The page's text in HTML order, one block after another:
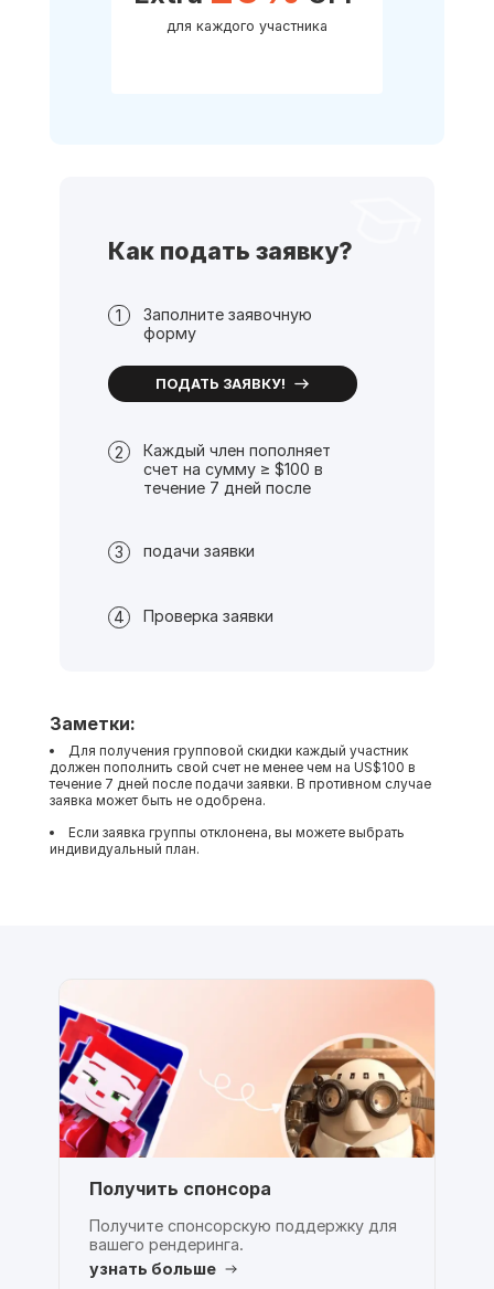
для каждого участника
Как подать заявку?
1
Заполните заявочную
форму
ПОДАТЬ ЗАЯВКУ!
2
Каждый член пополняет
счет на сумму ≥ $100 в
течение 7 дней после
3 подачи заявки
4 Проверка заявки
Заметки:
Для получения групповой скидки каждый участник
должен пополнить свой счет не менее чем на US$100 в
течение 7 дней после подачи заявки. В противном случае
заявка может быть не одобрена.
Если заявка группы отклонена, вы можете выбрать
индивидуальный план.
Получить спонсора
Получите спонсорскую поддержку для
вашего рендеринга.
узнать больше